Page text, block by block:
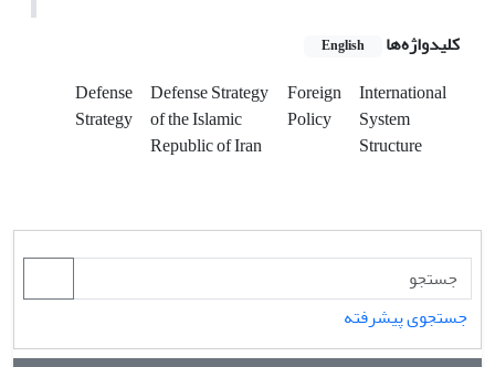
کلیدواژه‌ها English
Defense
Strategy
Defense Strategy
of the Islamic
Republic of Iran
Foreign
Policy
International
System
Structure
جستجوی پیشرفته